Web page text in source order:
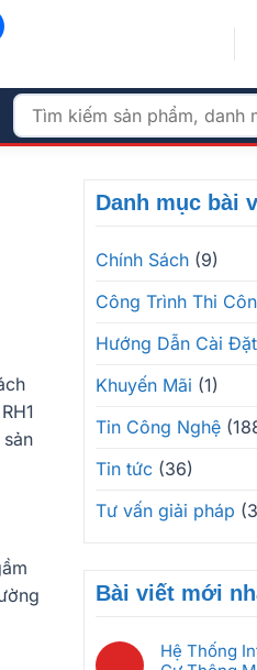
Tìm
kiếm:
Danh mục bài
Chính Sách (9)
Công Trình Thi
Hướng Dẫn Cài Đặt
Khuyến Mãi (1)
Tin Công Nghệ
Tin tức (36)
Tư vấn giải pháp
Bài viết mới
Hệ Thống